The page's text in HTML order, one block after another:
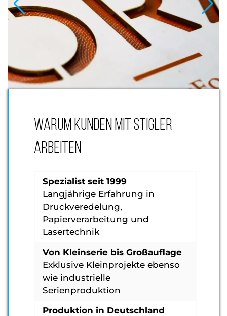
WARUM KUNDEN MIT STIGLER
ARBEITEN
Spezialist seit 1999
Langjährige Erfahrung in
Druckveredelung,
Papierverarbeitung und
Lasertechnik
Von Kleinserie bis Großauflage
Exklusive Kleinprojekte ebenso
wie industrielle
Serienproduktion
Produktion in Deutschland